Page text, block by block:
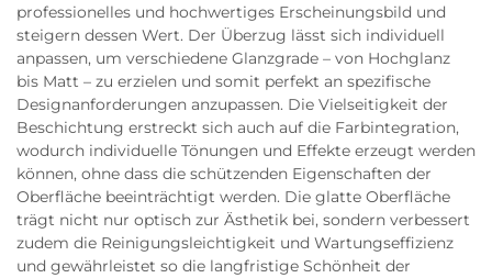
professionelles und hochwertiges Erscheinungsbild und
steigern dessen Wert. Der Überzug lässt sich individuell
anpassen, um verschiedene Glanzgrade – von Hochglanz
bis Matt – zu erzielen und somit perfekt an spezifische
Designanforderungen anzupassen. Die Vielseitigkeit der
Beschichtung erstreckt sich auch auf die Farbintegration,
wodurch individuelle Tönungen und Effekte erzeugt werden
können, ohne dass die schützenden Eigenschaften der
Oberfläche beeinträchtigt werden. Die glatte Oberfläche
trägt nicht nur optisch zur Ästhetik bei, sondern verbessert
zudem die Reinigungsleichtigkeit und Wartungseffizienz
und gewährleistet so die langfristige Schönheit der